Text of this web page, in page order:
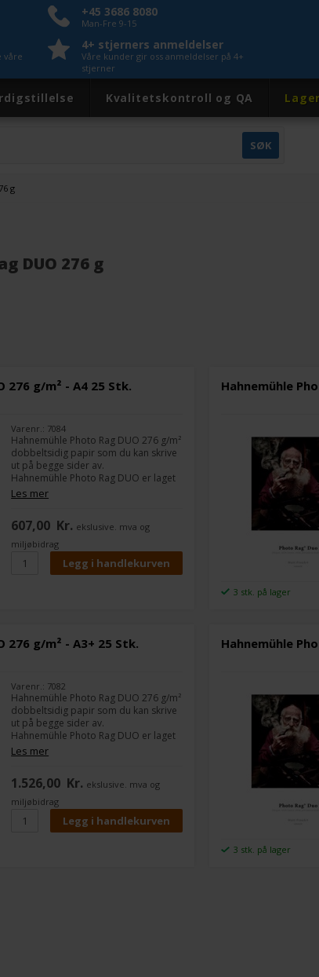
+45 3686 8080
Man-Fre 9-15
våre
4+ stjerners anmeldelser
Våre kunder gir oss anmeldelser på 4+
stjerner
Kvalitetskontroll og QA
g
DUO 276 g
276 g/m² - A4 25 Stk.
Varenr.: 7084
Hahnemühle Photo Rag DUO 276 g/m²
dobbeltsidig papir som du kan skrive
ut på begge sider av.
Hahnemühle Photo Rag DUO er laget
av 100 % bomullsfibre og har en myk
overflatestruktur.
Photo Rag DUO er laget til fotografer
og designere som vil lage sine egne
bildealbum eller porteføljer.
Du kan skrive ut på begge sider av
papiret med Hahnemühle Photo Rags
Les mer
607,00 Kr. ekslusive. mva og
miljøbidrag
Hahnemühle
3 stk. på lager
276 g/m² - A3+ 25 Stk.
Varenr.: 7082
Hahnemühle Photo Rag DUO 276 g/m²
dobbeltsidig papir som du kan skrive
ut på begge sider av.
Hahnemühle Photo Rag DUO er laget
av 100 % bomullsfibre og har en myk
overflatestruktur.
Photo Rag DUO er laget til fotografer
og designere som vil lage sine egne
bildealbum eller porteføljer.
Du kan skrive ut på begge sider av
papiret med Hahnemühle Photo Rags
Les mer
1.526,00 Kr. ekslusive. mva og
miljøbidrag
Hahnemühle
3 stk. på lager